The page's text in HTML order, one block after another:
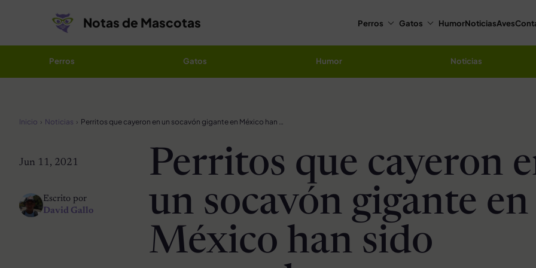
Notas de Mascotas Perros Gatos HumorNoticiasAves
Perros Gatos Humor Noticias
Inicio Noticias Perritos que cayeron en un socavón gigante en México han sido rescatados
Jun 11, 2021
Escrito por
David Gallo
Perritos que cayeron
un socavón gigante en
México han sido